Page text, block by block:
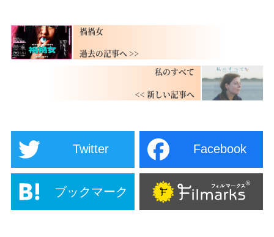
禍禍女
私のすべて
Twitter Facebook
ブックマーク